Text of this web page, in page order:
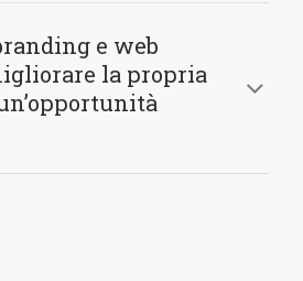
e web
la propria